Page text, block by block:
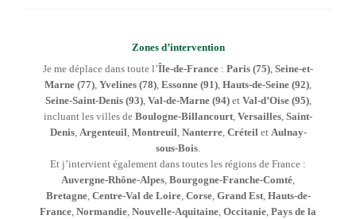
Zones d’intervention
Je me déplace dans toute l’Île-de-France : Paris (75), Seine-et-
Marne (77), Yvelines (78), Essonne (91), Hauts-de-Seine (92),
Seine-Saint-Denis (93), Val-de-Marne (94)et Val-d’Oise (95),
incluant les villes de Boulogne-Billancourt, Versailles, Saint-
Denis, Argenteuil, Montreuil, Nanterre, Créteilet Aulnay-
sous-Bois.
Et j’intervient également dans toutes les régions de France :
Auvergne-Rhône-Alpes, Bourgogne-Franche-Comté,
Bretagne, Centre-Val de Loire, Corse, Grand Est, Hauts-de-
France, Normandie, Nouvelle-Aquitaine, Occitanie, Pays de la